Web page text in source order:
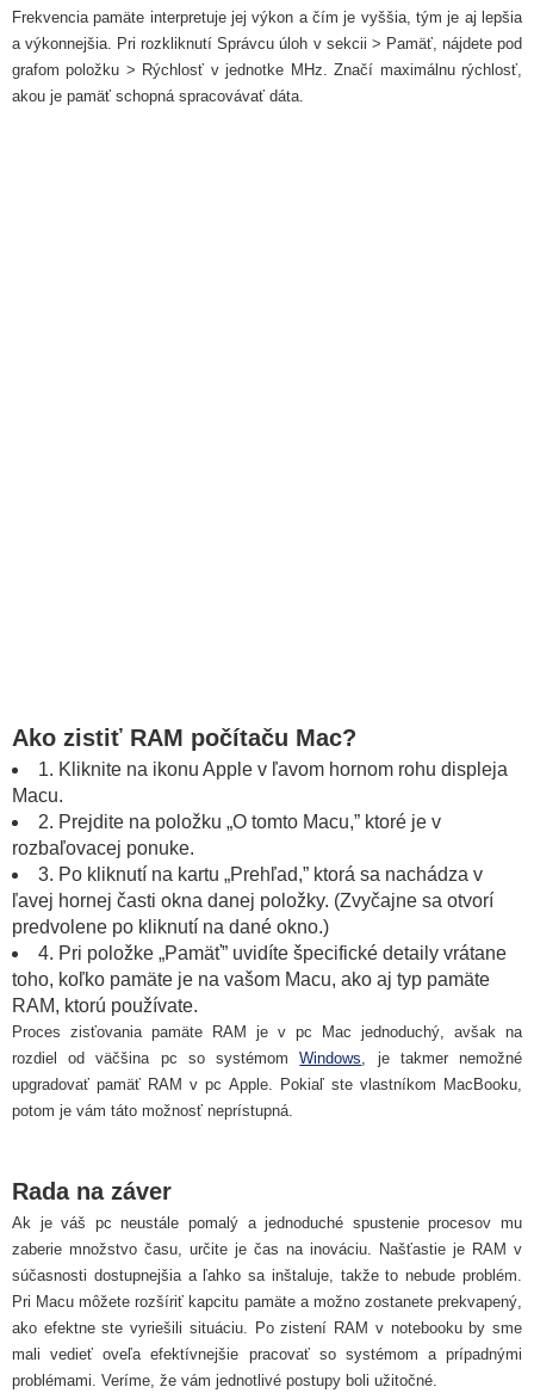
Frekvencia pamäte interpretuje jej výkon a čím je vyššia, tým je aj lepšia
a výkonnejšia. Pri rozkliknutí Správcu úloh v sekcii > Pamäť, nájdete pod
grafom položku > Rýchlosť v jednotke MHz. Značí maximálnu rýchlosť,
akou je pamäť schopná spracovávať dáta.
Ako zistiť RAM počítaču Mac?
1. Kliknite na ikonu Apple v ľavom hornom rohu displeja
Macu.
2. Prejdite na položku „O tomto Macu,” ktoré je v
rozbaľovacej ponuke.
3. Po kliknutí na kartu „Prehľad,” ktorá sa nachádza v
ľavej hornej časti okna danej položky. (Zvyčajne sa otvorí
predvolene po kliknutí na dané okno.)
4. Pri položke „Pamäť” uvidíte špecifické detaily vrátane
toho, koľko pamäte je na vašom Macu, ako aj typ pamäte
RAM, ktorú používate.
Proces zisťovania pamäte RAM je v pc Mac jednoduchý, avšak na
rozdiel od väčšina pc so systémomWindows, je takmer nemožné
upgradovať pamäť RAM v pc Apple. Pokiaľ ste vlastníkom MacBooku,
potom je vám táto možnosť neprístupná.
Rada na záver
Ak je váš pc neustále pomalý a jednoduché spustenie procesov mu
zaberie množstvo času, určite je čas na inováciu. Našťastie je RAM v
súčasnosti dostupnejšia a ľahko sa inštaluje, takže to nebude problém.
Pri Macu môžete rozšíriť kapcitu pamäte a možno zostanete prekvapený,
ako efektne ste vyriešili situáciu. Po zistení RAM v notebooku by sme
mali vedieť oveľa efektívnejšie pracovať so systémom a prípadnými
problémami. Veríme, že vám jednotlivé postupy boli užitočné.